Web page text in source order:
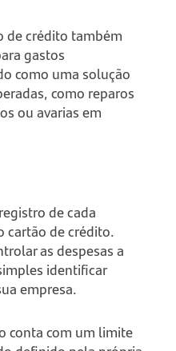
de crédito também
gastos
como uma solução
como reparos
ou avarias em
de cada
cartão de crédito.
as despesas a
identificar
empresa.
conta com um limite